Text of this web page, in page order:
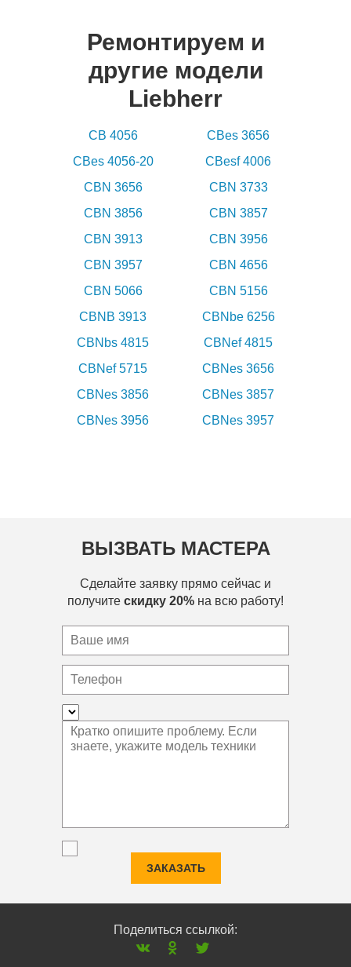
Ремонтируем и
другие модели
Liebherr
CB 4056
CBes 3656
CBes 4056-20
CBesf 4006
CBN 3656
CBN 3733
CBN 3856
CBN 3857
CBN 3913
CBN 3956
CBN 3957
CBN 4656
CBN 5066
CBN 5156
CBNB 3913
CBNbe 6256
CBNbs 4815
CBNef 4815
CBNef 5715
CBNes 3656
CBNes 3856
CBNes 3857
CBNes 3956
CBNes 3957
ВЫЗВАТЬ МАСТЕРА
Сделайте заявку прямо сейчас и
получите скидку 20% на всю работу!
ЗАКАЗАТЬ
Поделиться ссылкой: